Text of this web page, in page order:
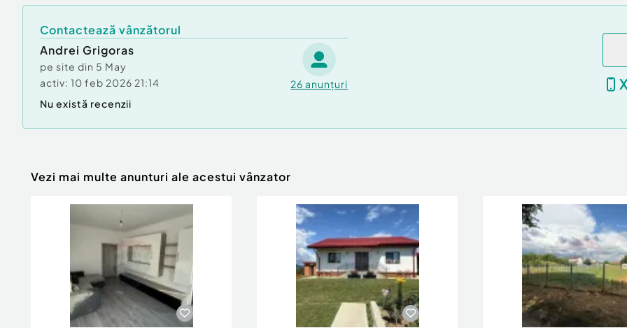
Zonă cu potențial de dezvoltare
Pentru mai multe detalii sau vizionare, nu ezitați să mă contactați.
Contactează vânzătorul
Andrei Grigoras
pe site din 5 May
activ: 10 feb 2026 21:14 26 anunțuri
Nu există recenzii
Vezi mai multe anunturi ale acestui vânzator